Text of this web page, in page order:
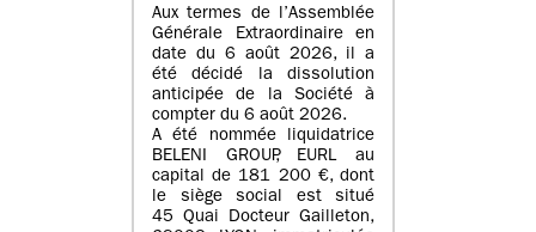
Aux termes de l’Assemblée
Générale Extraordinaire en
date du 6 août 2026, il a
été décidé la dissolution
anticipée de la Société à
compter du 6 août 2026.
A été nommée liquidatrice
BELENI GROUP, EURL au
capital de 181 200 €, dont
le siège social est situé
45 Quai Docteur Gailleton,